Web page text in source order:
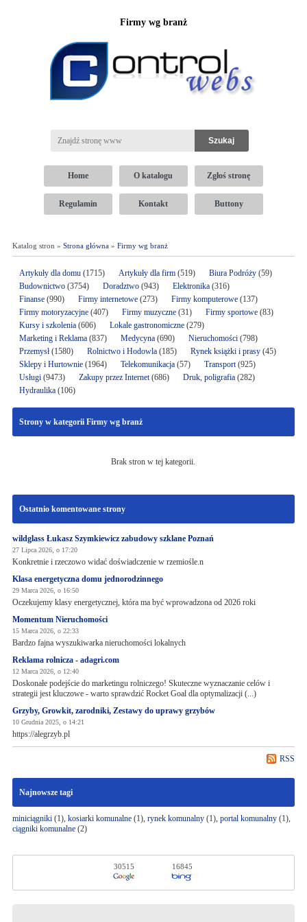
Firmy wg branż
Home O katalogu Zgłoś stronę
Regulamin Kontakt Buttony
Katalog stron » Strona główna» Firmy wg branż
Artykuły dla domu(1715) Artykuły dla firm(519) Biura Podróży(59)
Budownictwo(3754) Doradztwo(943) Elektronika (316)
Finanse(990) Firmy internetowe (273) Firmy komputerowe(137)
Firmy motoryzacyjne(407) Firmy muzyczne(31) Firmy sportowe(83)
Kursy i szkolenia(606) Lokale gastronomiczne(279)
Marketing i Reklama(837) Medycyna(690) Nieruchomości(798)
Przemysł(1580) Rolnictwo i Hodowla(185) Rynek książki i prasy(45)
Sklepy i Hurtownie(1964) Telekomunikacja(57) Transport(925)
Usługi(9473) Zakupy przez Internet(686) Druk, poligrafia(282)
Hydraulika(106)
Strony w kategorii Firmy wg branż
Brak stron w tej kategorii.
Ostatnio komentowane strony
wildglass Łukasz Szymkiewicz zabudowy szklane Poznań
27 Lipca 2026, o 17:20
Konkretnie i rzeczowo widać doświadczenie w rzemiośle.n
Klasa energetyczna domu jednorodzinnego
29 Marca 2026, o 16:50
Oczekujemy klasy energetycznej, która ma być wprowadzona od 2026 roki
Momentum Nieruchomości
15 Marca 2026, o 22:33
Bardzo fajna wyszukiwarka nieruchomości lokalnych
Reklama rolnicza - adagri.com
12 Marca 2026, o 12:40
Doskonałe podejście do marketingu rolniczego! Skuteczne wyznaczanie celów i
strategii jest kluczowe - warto sprawdzić Rocket Goal dla optymalizacji (...)
Grzyby, Growkit, zarodniki, Zestawy do uprawy grzybów
10 Grudnia 2025, o 14:21
https://alegrzyb.pl
RSS
Najnowsze tagi
miniciągniki(1), kosiarki komunalne(1), rynek komunalny(1), portal komunalny(1),
ciągniki komunalne(2)
30515 16845